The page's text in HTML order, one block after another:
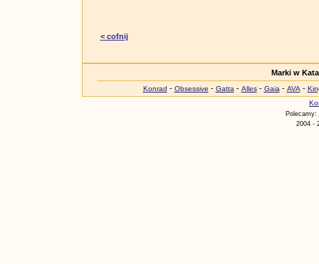
< cofnij
Marki w
Konrad - Obsessive - Gatta - Alles- Gaia - AVA -
Polecamy:
2004 -